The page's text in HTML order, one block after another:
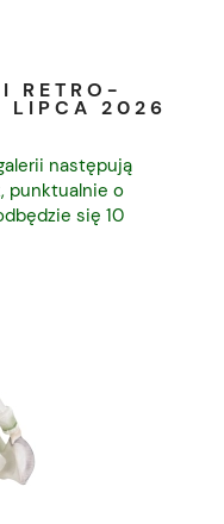
RETRO-
LIPCA 2026
następują
punktualnie o
się 10